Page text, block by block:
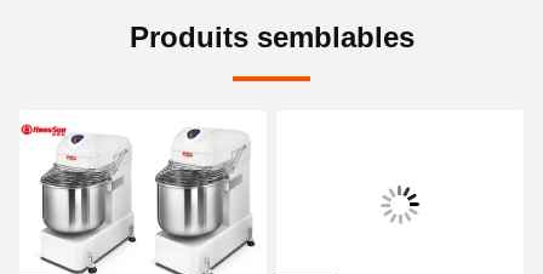
Produits semblables